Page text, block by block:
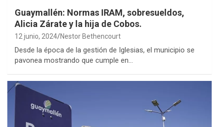
Guaymallén: Normas IRAM, sobresueldos,
Alicia Zárate y la hija de Cobos.
12 junio, 2024 Nestor Bethencourt
Desde la época de la gestión de Iglesias, el municipio se
pavonea mostrando que cumple en…